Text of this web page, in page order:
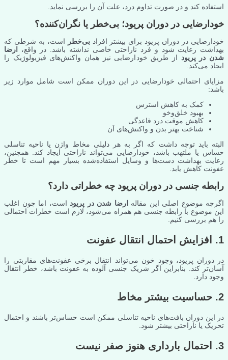
استفاده کند و در صورت تداوم درد، علت آن را بررسی نماید.
خودارضایی در دوران پریود؛ بی‌خطر یا نگران‌کننده؟
خودارضایی در دوران پریود برای بیشتر افرادبی‌خطر
است، به شرطی که
بهداشت رعایت شود و فرد ناراحتی خاصی نداشته باشد. در واقع،
ارضا
شدن در پریود از طریق خودارضایی نیز همان واکنش‌های فیزیولوژیک را
ایجاد می‌کند.
مزایای احتمالی خودارضایی در این دوران ممکن است شامل موارد زیر
باشد:
کمک به کاهش استرس
بهبود خلق‌وخو
کاهش موقت درد قاعدگی
شناخت بهتر بدن و واکنش‌های آن
البته باید توجه داشت که اگر به هر دلیلی مخاط واژن یا ناحیه تناسلی
حساس یا ملتهب باشد، خودارضایی می‌تواند ناراحتی ایجاد کند. همچنین،
رعایت بهداشت دست‌ها و وسایل استفاده‌شده بسیار مهم است تا خطر
عفونت کاهش یابد.
رابطه جنسی در دوران پریود چه خطراتی دارد؟
اگرچه موضوع اصلی این مقاله ارضا شدن در پریود است، اما چون اغلب
این موضوع با رابطه جنسی هم همراه می‌شود، لازم است خطرات احتمالی
را هم بررسی کنیم.
1. افزایش احتمال انتقال عفونت
در دوران پریود، وجود خون می‌تواند انتقال برخی عفونت‌های مقاربتی را
آسان‌تر کند. بنابراین اگر شریک جنسی آلوده به عفونت باشد، خطر انتقال
وجود دارد.
2. حساسیت بیشتر مخاط
در این دوران بافت‌های ناحیه تناسلی ممکن است حساس‌تر باشند و احتمال
تحریک یا ناراحتی بیشتر شود.
3. احتمال بارداری هنوز صفر نیست